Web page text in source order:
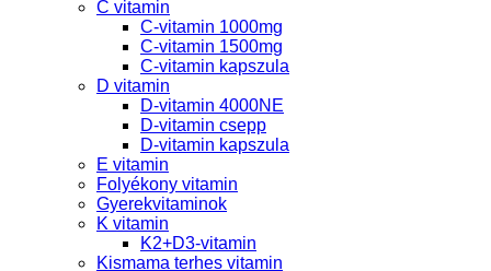
C vitamin
C-vitamin 1000mg
C-vitamin 1500mg
C-vitamin kapszula
D vitamin
D-vitamin 4000NE
D-vitamin csepp
D-vitamin kapszula
E vitamin
Folyékony vitamin
Gyerekvitaminok
K vitamin
K2+D3-vitamin
Kismama terhes vitamin